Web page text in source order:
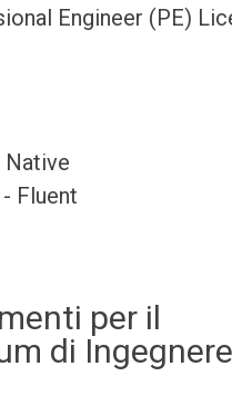
Engineer (PE)
Native
Fluent
per il
di Ingegnere